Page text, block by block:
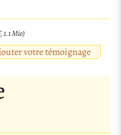
1.1 Mio)
votre témoignage